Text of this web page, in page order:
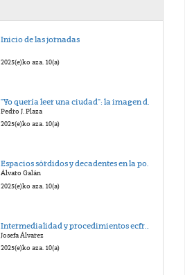
Inicio de las jornadas
2025(e)ko aza. 10(a)
Pedro J. Plaza
2025(e)ko aza. 10(a)
Espacios sórdidos y decadentes en la poesía de Antonio Jiménez Millán
Álvaro Galán
2025(e)ko aza. 10(a)
Josefa Álvarez
2025(e)ko aza. 10(a)